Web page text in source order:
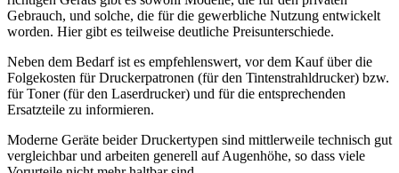
Gebrauch, und solche, die für die gewerbliche Nutzung entwickelt
worden. Hier gibt es teilweise deutliche Preisunterschiede.
Neben dem Bedarf ist es empfehlenswert, vor dem Kauf über die
Folgekosten für Druckerpatronen (für den Tintenstrahldrucker) bzw.
für Toner (für den Laserdrucker) und für die entsprechenden
Ersatzteile zu informieren.
Moderne Geräte beider Druckertypen sind mittlerweile technisch gut
vergleichbar und arbeiten generell auf Augenhöhe, so dass viele